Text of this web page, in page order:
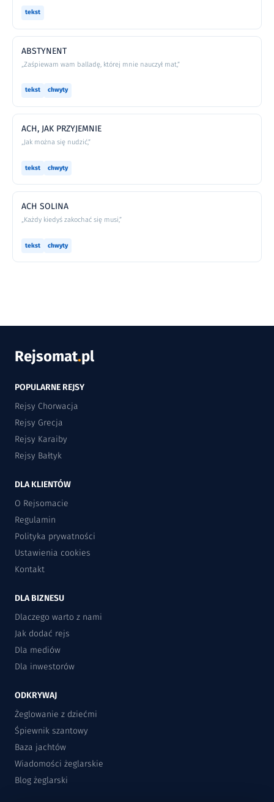
tekst
ABSTYNENT
„Zaśpiewam wam balladę, której mnie nauczył mat,”
tekst chwyty
ACH, JAK PRZYJEMNIE
„Jak można się nudzić,”
tekst chwyty
ACH SOLINA
„Każdy kiedyś zakochać się musi,”
tekst chwyty
Rejsomat.pl
POPULARNE REJSY
Rejsy Chorwacja
Rejsy Grecja
Rejsy Karaiby
Rejsy Bałtyk
DLA KLIENTÓW
O Rejsomacie
Regulamin
Polityka prywatności
Ustawienia cookies
Kontakt
DLA BIZNESU
Dlaczego warto z nami
Jak dodać rejs
Dla mediów
Dla inwestorów
ODKRYWAJ
Żeglowanie z dziećmi
Śpiewnik szantowy
Baza jachtów
Wiadomości żeglarskie
Blog żeglarski